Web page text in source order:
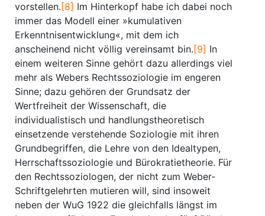
vorstellen. [8] Im Hinterkopf habe ich dabei noch
immer das Modell einer »kumulativen
Erkenntnisentwicklung«, mit dem ich
anscheinend nicht völlig vereinsamt bin. [9] In
einem weiteren Sinne gehört dazu allerdings viel
mehr als Webers Rechtssoziologie im engeren
Sinne; dazu gehören der Grundsatz der
Wertfreiheit der Wissenschaft, die
individualistisch und handlungstheoretisch
einsetzende verstehende Soziologie mit ihren
Grundbegriffen, die Lehre von den Idealtypen,
Herrschaftssoziologie und Bürokratietheorie. Für
den Rechtssoziologen, der nicht zum Weber-
Schriftgelehrten mutieren will, sind insoweit
neben der WuG 1922 die gleichfalls längst im